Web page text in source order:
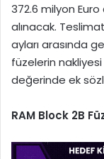
372.6 milyon
alınacak.
ayları arasında
füzelerin
değerinde ek
RAM Block 2B